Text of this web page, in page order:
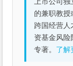
的兼职教授
跨国经营人
资基金风险
专著。 了解